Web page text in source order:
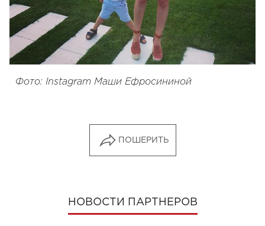
Фото: Instagram Маши Ефросининой
ПОШЕРИТЬ
НОВОСТИ ПАРТНЕРОВ